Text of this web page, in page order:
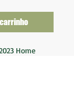
Home